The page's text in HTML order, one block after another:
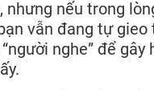
nhưng nếu trong
vẫn đang tự gieo
nghe” để